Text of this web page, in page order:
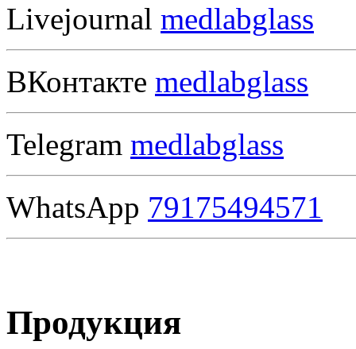
Livejournal medlabglass
ВКонтакте medlabglass
Telegram medlabglass
WhatsApp 79175494571
Продукция